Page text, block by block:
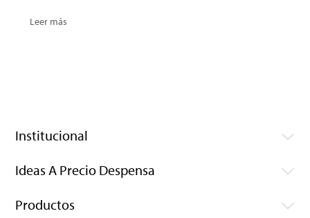
Leer más
Institucional
Ideas A Precio Despensa
Productos